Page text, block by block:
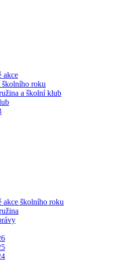
akce
školního roku
a školní klub
akce školního roku